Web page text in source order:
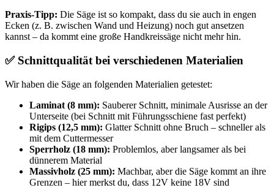
Praxis-Tipp: Die Säge ist so kompakt, dass du sie auch in engen
Ecken (z. B. zwischen Wand und Heizung) noch gut ansetzen
kannst – da kommt eine große Handkreissäge nicht mehr hin.
✅ Schnittqualität bei verschiedenen Materialien
Wir haben die Säge an folgenden Materialien getestet:
Laminat (8 mm): Sauberer Schnitt, minimale Ausrisse an der
Unterseite (bei Schnitt mit Führungsschiene fast perfekt)
Rigips (12,5 mm): Glatter Schnitt ohne Bruch – schneller als
mit dem Cuttermesser
Sperrholz (18 mm): Problemlos, aber langsamer als bei
dünnerem Material
Massivholz (25 mm): Machbar, aber die Säge kommt an ihre
Grenzen – hier merkst du, dass 12V keine 18V sind